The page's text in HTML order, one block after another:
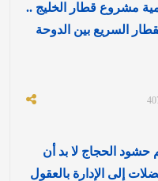
مشروع قطار الخليج ..
السريع بين الدوحة
الحجاج لا بد أن
إلى الإدارة بالعقول